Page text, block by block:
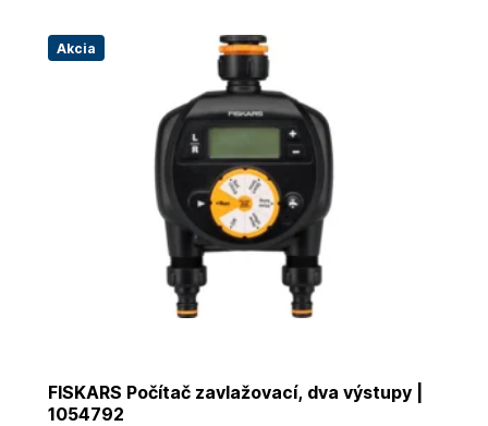
Akcia
FISKARS Počítač zavlažovací, dva výstupy |
1054792